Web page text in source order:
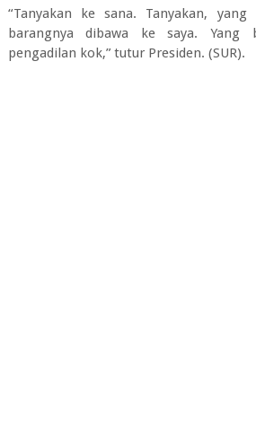
“Tanyakan ke sana. Tanyakan,
barangnya dibawa ke saya.
pengadilan kok,” tutur Presiden. (SUR).